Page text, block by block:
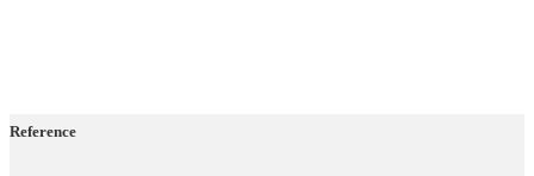
Reference